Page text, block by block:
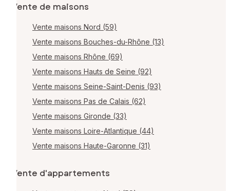
Vente de maisons
Vente maisons Nord (59)
Vente maisons Bouches-du-Rhône (13)
Vente maisons Rhône (69)
Vente maisons Hauts de Seine (92)
Vente maisons Seine-Saint-Denis (93)
Vente maisons Pas de Calais (62)
Vente maisons Gironde (33)
Vente maisons Loire-Atlantique (44)
Vente maisons Haute-Garonne (31)
Vente d'appartements